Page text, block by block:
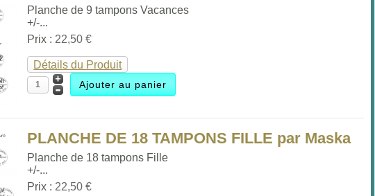
Planche de 9 tampons Vacances
+/-...
Prix : 22,50 €
Détails du Produit
PLANCHE DE 18 TAMPONS FILLE par Maska
Planche de 18 tampons Fille
+/-...
Prix : 22,50 €